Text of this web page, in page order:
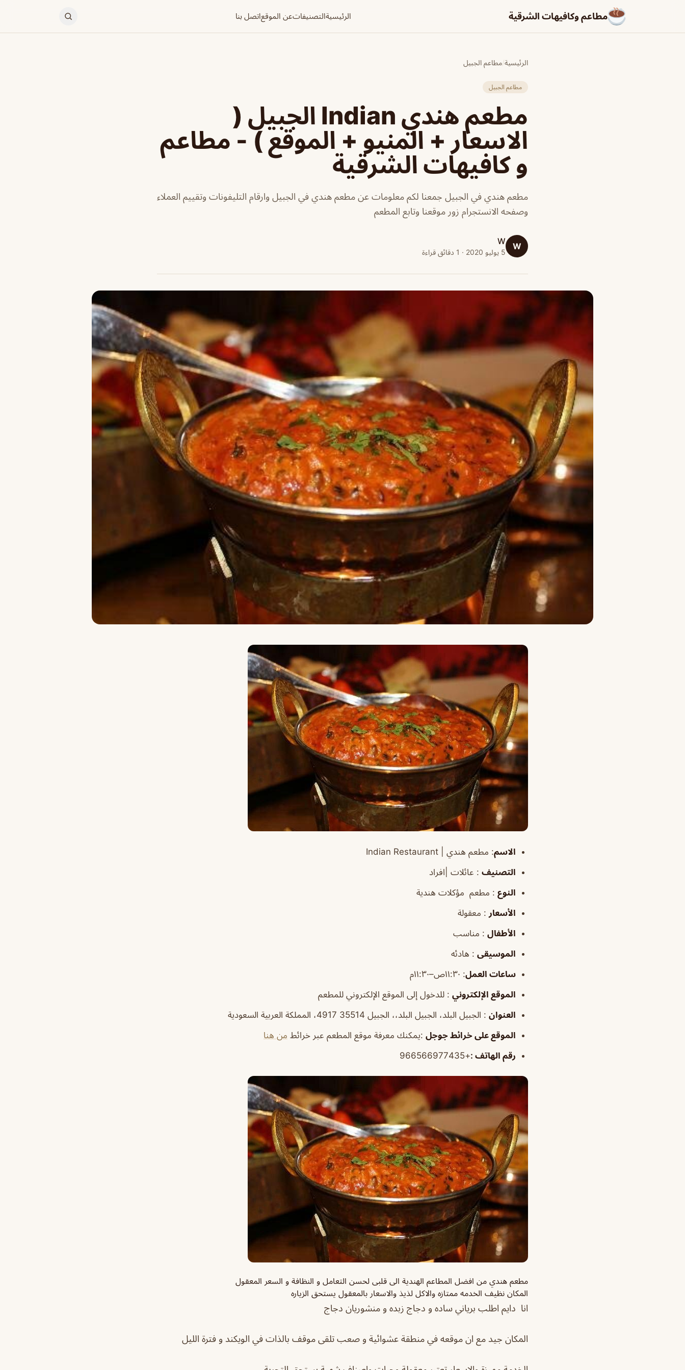
مطاعم وكافيهات الشرقية الرئيسيةالتصنيفاتعن الموقعاتصل بنا
الرئيسية/مطاعم الجبيل
مطاعم الجبيل
مطعم هندي Indian الجبيل (
الاسعار + المنيو + الموقع ) - مطاعم
و كافيهات الشرقية
مطعم هندي في الجبيل جمعنا لكم معلومات عن مطعم هندي في الجبيل وارقام التليفونات وتقييم العملاء
وصفحه الانستجرام زور موقعنا وتابع المطعم
W
W
5 يوليو 2020 · 1 دقائق قراءة
الاسم: مطعم هندي |
التصنيف : عائلات |افراد
النوع : مطعم مؤكلات هندية
الأسعار : معقولة
الأطفال : مناسب
الموسيقى : هادئه
ساعات العمل:
الموقع الإلكتروني : للدخول إلى الموقع الإلكتروني للمطعم
العنوان : الجبيل البلد، الجبيل البلد،، الجبيل 35514 4917، المملكة العربية السعودية
الموقع على خرائط جوجل :يمكنك معرفة موقع المطعم عبر خرائط من هنا
رقم الهاتف :
+966566977435
مطعم هندي من افضل المطاعم الهندية الى قلبى لحسن التعامل و النظافة و السعر المعقول
المكان نظيف الخدمه ممتازه والاكل لذيذ والاسعار بالمعقول يستحق الزياره
انا دايم اطلب برياني ساده و دجاج زبده و منشوريان دجاج
المكان جيد مع ان موقعه في منطقة عشوائية و صعب تلقى موقف بالذات في الويكند و فترة الليل